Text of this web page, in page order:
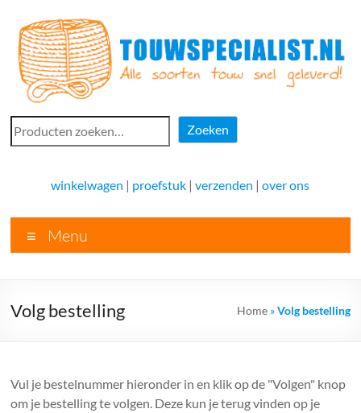
naar
inhoud
Touwspecialist.nl
voor
vele
soorten
goed
Zoeken
Zoeken
winkelwagen | proefstuk |verzenden |over ons
Menu
Volg bestelling Home»Volg bestelling
Vul je bestelnummer hieronder in en klik op de "Volgen" knop
om je bestelling te volgen. Deze kun je terug vinden op je